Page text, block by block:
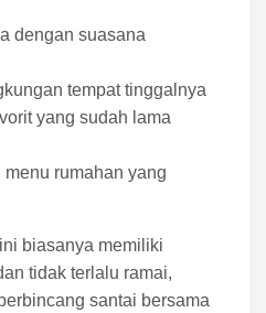
dengan suasana
tempat tinggalnya
yang sudah lama
rumahan yang
biasanya memiliki
tidak terlalu ramai,
santai bersama